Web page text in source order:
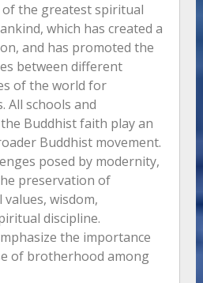
of the greatest spiritual
which has created a
and has promoted the
between different
of the world for
All schools and
Buddhist faith play an
Buddhist movement.
posed by modernity,
preservation of
wisdom,
discipline.
the importance
of brotherhood among